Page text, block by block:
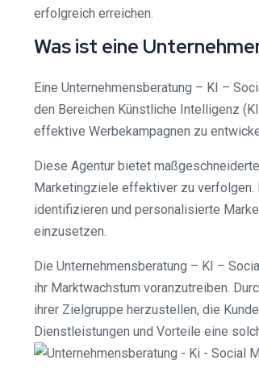
erfolgreich erreichen.
Was ist eine
Eine Unternehmensberatung – KI –
den Bereichen Künstliche Intelligenz
effektive Werbekampagnen zu
Diese Agentur bietet
Marketingziele effektiver zu verfolgen.
identifizieren und personalisierte
einzusetzen.
Die Unternehmensberatung – KI –
ihr Marktwachstum voranzutreiben.
ihrer Zielgruppe herzustellen, die
Dienstleistungen und Vorteile eine